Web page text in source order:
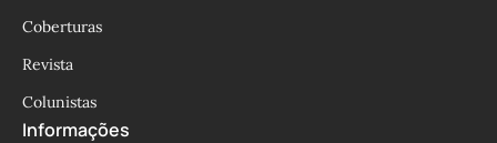
Coberturas
Revista
Colunistas
Informações